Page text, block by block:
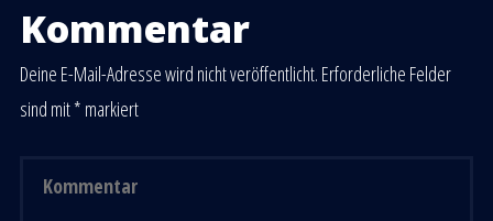
Kommentar
Deine E-Mail-Adresse wird nicht veröffentlicht. Erforderliche Felder
sind mit* markiert